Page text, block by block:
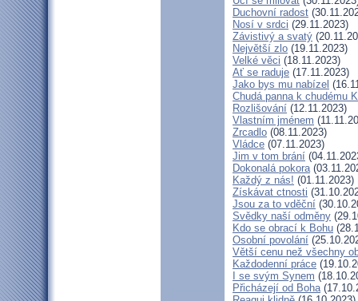
Duchovní radost
Nosí v srdci (29.11.2023)
Závistivý a svatý
Největší zlo (19.11.2023)
Velké věci (18.11.2023)
Ať se raduje (17.11.2023)
Jako bys mu nabízel
Chudá panna k chudému
Rozlišování (12.11.2023)
Vlastním jménem
Zrcadlo (08.11.2023)
Vládce (07.11.2023)
Jim v tom brání
Dokonalá pokora
Každý z nás! (01.11.2023)
Získávat ctnosti
Jsou za to vděční
Svědky naší odměny
Kdo se obrací k Bohu
Osobní povolání
Větší cenu než všechny
Každodenní práce
I se svým Synem
Přicházejí od Boha